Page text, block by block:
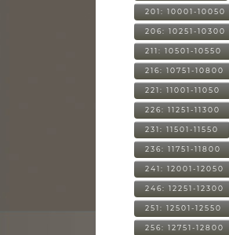
201: 10001-10050
206: 10251-10300
211: 10501-10550
216: 10751-10800
221: 11001-11050
226: 11251-11300
231: 11501-11550
236: 11751-11800
241: 12001-12050
246: 12251-12300
251: 12501-12550
256: 12751-12800